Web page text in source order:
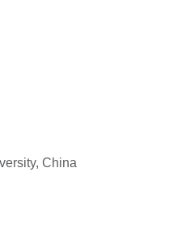
China